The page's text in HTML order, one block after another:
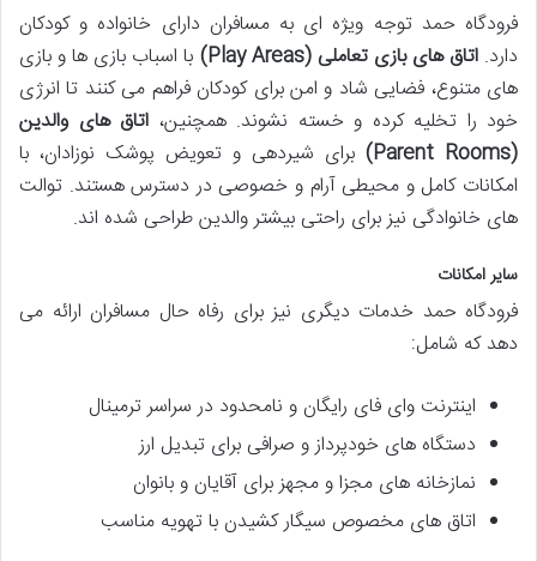
فرودگاه حمد توجه ویژه ای به مسافران دارای خانواده و کودکان
دارد.اتاق های بازی تعاملی (Play Areas)
با اسباب بازی ها و بازی
های متنوع، فضایی شاد و امن برای کودکان فراهم می کنند تا انرژی
خود را تخلیه کرده و خسته نشوند. همچنین، اتاق های والدین
(Parent Rooms)
برای شیردهی و تعویض پوشک نوزادان، با
امکانات کامل و محیطی آرام و خصوصی در دسترس هستند. توالت
های خانوادگی نیز برای راحتی بیشتر والدین طراحی شده اند.
سایر امکانات
فرودگاه حمد خدمات دیگری نیز برای رفاه حال مسافران ارائه می
دهد که شامل:
اینترنت وای فای رایگان و نامحدود در سراسر ترمینال
دستگاه های خودپرداز و صرافی برای تبدیل ارز
نمازخانه های مجزا و مجهز برای آقایان و بانوان
اتاق های مخصوص سیگار کشیدن با تهویه مناسب